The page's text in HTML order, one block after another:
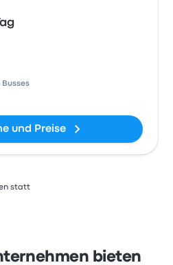
und Preise
statt
bieten